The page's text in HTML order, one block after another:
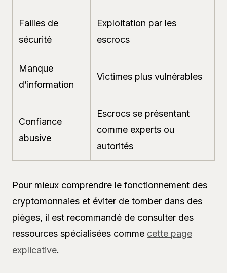
Failles de
sécurité
Exploitation par les
escrocs
Manque
d’information
Victimes plus vulnérables
Confiance
abusive
Escrocs se présentant
comme experts ou
autorités
Pour mieux comprendre le fonctionnement des
cryptomonnaies et éviter de tomber dans des
pièges, il est recommandé de consulter des
ressources spécialisées comme cette page
explicative.